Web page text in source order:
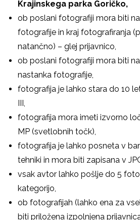
Krajinskega parka Goričko,
ob poslani fotografiji mora biti
fotografije in kraj fotografiranja
natančno) – glej prijavnico,
ob poslani fotografiji mora biti
nastanka fotografije,
fotografija je lahko stara do 10
III,
fotografija mora imeti izvorno
MP (svetlobnih točk),
fotografija je lahko posneta v
tehniki in mora biti zapisana v
vsak avtor lahko pošlje do 5
kategorijo,
ob fotografijah (lahko ena za
biti priložena izpolnjena